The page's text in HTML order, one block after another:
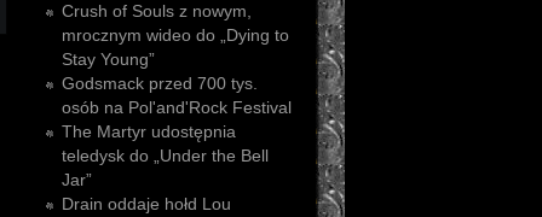
Crush of Souls z nowym,
mrocznym wideo do „Dying to
Stay Young”
Godsmack przed 700 tys.
osób na Pol'and'Rock Festival
The Martyr udostępnia
teledysk do „Under the Bell
Jar”
Drain oddaje hołd Lou